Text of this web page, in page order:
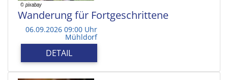
Wanderung für Fortgeschrittene
06.09.2026 09:00 Uhr
Mühldorf
DETAIL